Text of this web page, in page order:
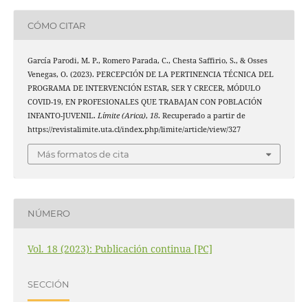
CÓMO CITAR
García Parodi, M. P., Romero Parada, C., Chesta Saffirio, S., & Osses
Venegas, O. (2023). PERCEPCIÓN DE LA PERTINENCIA TÉCNICA DEL
PROGRAMA DE INTERVENCIÓN ESTAR, SER Y CRECER, MÓDULO
COVID-19, EN PROFESIONALES QUE TRABAJAN CON POBLACIÓN
INFANTO-JUVENIL. Límite (Arica), 18. Recuperado a partir de
https://revistalimite.uta.cl/index.php/limite/article/view/327
Más formatos de cita
NÚMERO
Vol. 18 (2023): Publicación continua [PC]
SECCIÓN